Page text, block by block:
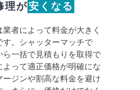
理が安くなる
者によって料金が大きく
。シャッターマッチで
ら一括で見積もりを取得で
よって適正価格が明確にな
ージンや割高な料金を避け